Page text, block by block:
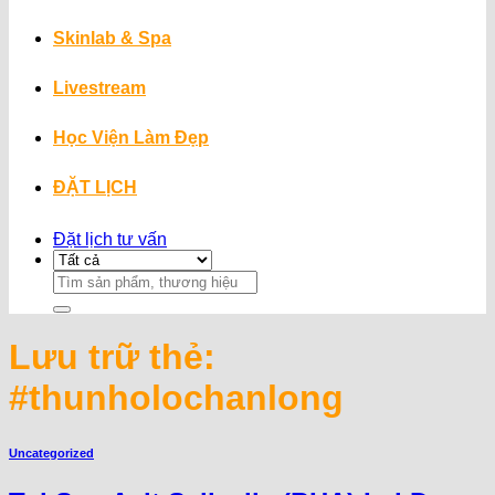
Skinlab & Spa
Livestream
Học Viện Làm Đẹp
ĐẶT LỊCH
Đặt lịch tư vấn
Search
for:
Lưu trữ thẻ:
#thunholochanlong
Uncategorized